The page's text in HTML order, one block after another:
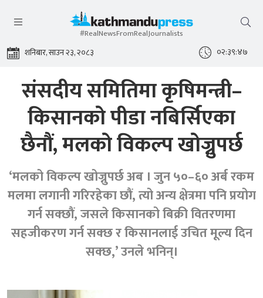
#RealNewsFromRealJournalists
शनिबार, साउन २३, २०८३ ०२:३९:४८
संसदीय समितिमा कृषिमन्त्री–
किसानको पीडा नबिर्सिएका
छैनौं, मलको विकल्प खोज्नुपर्छ
‘मलको विकल्प खोज्नुपर्छ अब । जुन ५०–६० अर्ब रकम
मलमा लगानी गरिरहेका छौं, त्यो अन्य क्षेत्रमा पनि प्रयोग
गर्न सक्छौं, जसले किसानको बिक्री वितरणमा
सहजीकरण गर्न सक्छ र किसानलाई उचित मूल्य दिन
सक्छ,’ उनले भनिन्।